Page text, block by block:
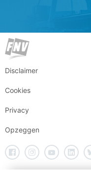
Disclaimer
Cookies
Privacy
Opzeggen